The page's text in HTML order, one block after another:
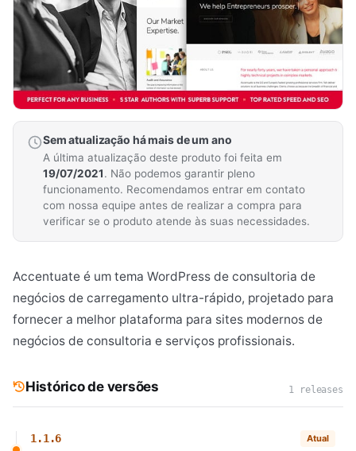
Sem atualização há mais de um ano
A última atualização deste produto foi feita em
19/07/2021. Não podemos garantir pleno
funcionamento. Recomendamos entrar em contato
com nossa equipe antes de realizar a compra para
verificar se o produto atende às suas necessidades.
Accentuate é um tema WordPress de consultoria de
negócios de carregamento ultra-rápido, projetado para
fornecer a melhor plataforma para sites modernos de
negócios de consultoria e serviços profissionais.
Histórico de versões 1 releases
1.1.6 Atual